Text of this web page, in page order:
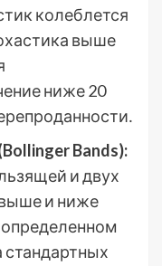
колеблется
выше
ниже 20
Bands):
и двух
и ниже
стандартных